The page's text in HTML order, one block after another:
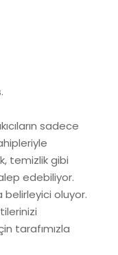
sadece
temizlik gibi
edebiliyor.
belirleyici oluyor.
tarafımızla